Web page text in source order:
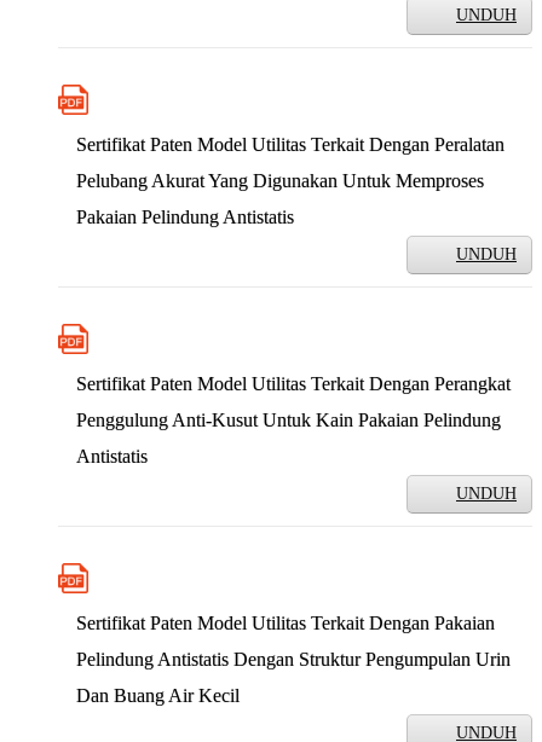
UNDUH
Sertifikat Paten Model Utilitas Terkait Dengan Peralatan
Pelubang Akurat Yang Digunakan Untuk Memproses
Pakaian Pelindung Antistatis
UNDUH
Sertifikat Paten Model Utilitas Terkait Dengan Perangkat
Penggulung Anti-Kusut Untuk Kain Pakaian Pelindung
Antistatis
UNDUH
Sertifikat Paten Model Utilitas Terkait Dengan Pakaian
Pelindung Antistatis Dengan Struktur Pengumpulan Urin
Dan Buang Air Kecil
UNDUH